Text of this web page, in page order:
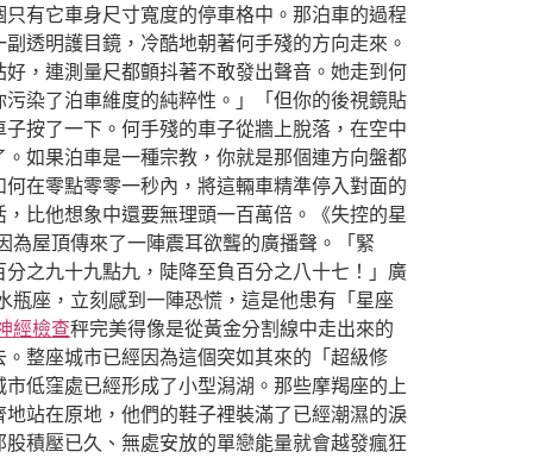
有它車身尺寸寬度的停車格中。那泊車的過程
透明護目鏡，冷酷地朝著何手殘的方向走來。
，連測量尺都顫抖著不敢發出聲音。她走到何
染了泊車維度的純粹性。」「但你的後視鏡貼
按了一下。何手殘的車子從牆上脫落，在空中
如果泊車是一種宗教，你就是那個連方向盤都
在零點零零一秒內，將這輛車精準停入對面的
比他想象中還要無理頭一百萬倍。《失控的星
屋頂傳來了一陣震耳欲聾的廣播聲。「緊
之九十九點九，陡降至負百分之八十七！」廣
瓶座，立刻感到一陣恐慌，這是他患有「星座
經檢查秤完美得像是從黃金分割線中走出來的
整座城市已經因為這個突如其來的「超級修
低窪處已經形成了小型潟湖。那些摩羯座的上
站在原地，他們的鞋子裡裝滿了已經潮濕的淚
積壓已久、無處安放的單戀能量就會越發瘋狂